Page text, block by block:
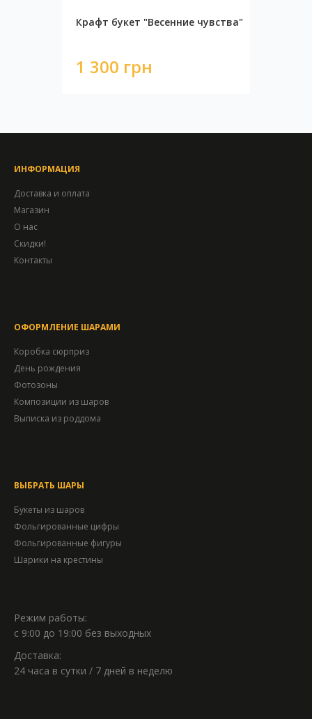
Крафт букет "Весенние чувства"
1 300 грн
ИНФОРМАЦИЯ
Доставка и оплата
Магазин
О нас
Скидки!
Контакты
ОФОРМЛЕНИЕ ШАРАМИ
Коробка сюрприз
День рождения
Фотозоны
Композиции из шаров
Выписка из роддома
ВЫБРАТЬ ШАРЫ
Букеты из шаров
Фольгированные цифры
Фольгированные фигуры
Шарики на крестины
Режим работы:
с 9:00 до 19:00 без выходных
Доставка:
24 часа в сутки / 7 дней в неделю